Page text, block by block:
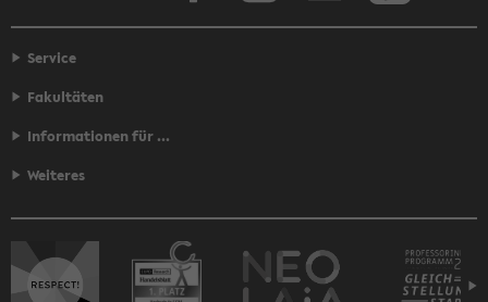
Service
Fakultäten
Informationen für ...
Weiteres